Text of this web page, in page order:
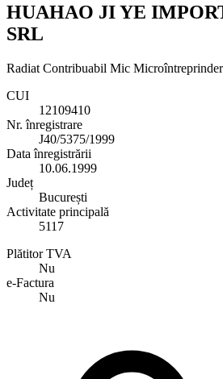
HUAHAO JI YE
SRL
Radiat Contribuabil Mic
CUI
12109410
Nr. înregistrare
J40/5375/1999
Data înregistrării
10.06.1999
Județ
București
Activitate principală
5117
Plătitor TVA
Nu
e-Factura
Nu